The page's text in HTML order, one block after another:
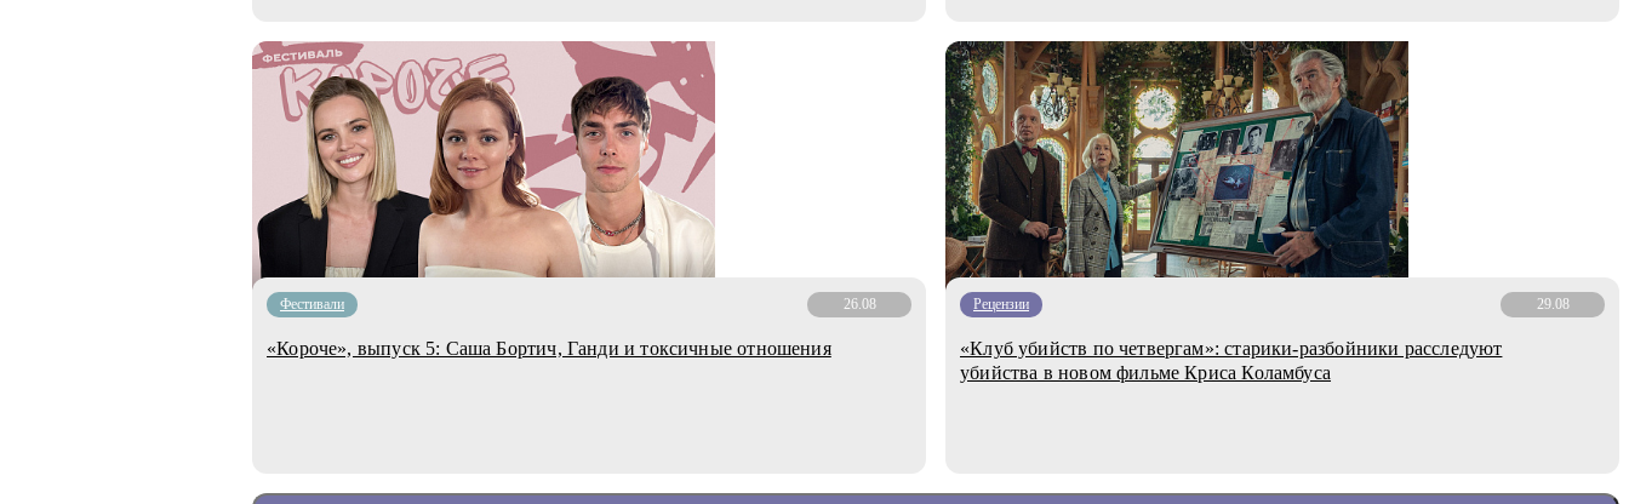
Фестивали 26.08
«Короче», выпуск 5: Саша Бортич, Ганди и токсичные отношения
Рецензии 29.08
«Клуб убийств по четвергам»: старики-разбойники расследуют
убийства в новом фильме Криса Коламбуса